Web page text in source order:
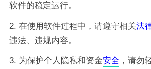
软件的稳定运行。
2. 在使用软件过程中，请遵守相关法
违法、违规内容。
3. 为保护个人隐私和资金安全 ，请勿